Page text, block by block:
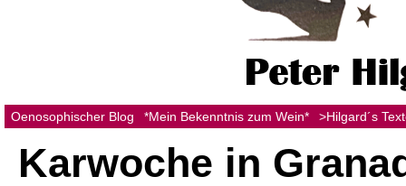
Oenosophischer Blog *Mein Bekenntnis zum Wein* >Hilgard´s
Karwoche in